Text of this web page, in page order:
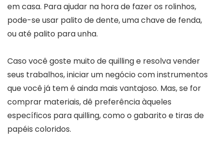
em casa. Para ajudar na hora de fazer os rolinhos,
pode-se usar palito de dente, uma chave de fenda,
ou até palito para unha.
Caso você goste muito de quilling e resolva vender
seus trabalhos, iniciar um negócio com instrumentos
que você já tem é ainda mais vantajoso. Mas, se for
comprar materiais, dê preferência àqueles
específicos para quilling, como o gabarito e tiras de
papéis coloridos.